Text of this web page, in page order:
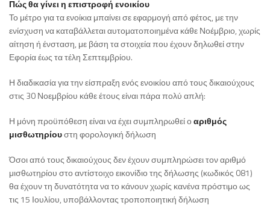
Πώς θα γίνει η επιστροφή ενοικίου
Το μέτρο για τα ενοίκια μπαίνει σε εφαρμογή από φέτος, με την
ενίσχυση να καταβάλλεται αυτοματοποιημένα κάθε Νοέμβριο, χωρίς
αίτηση ή ένσταση, με βάση τα στοιχεία που έχουν δηλωθεί στην
Εφορία έως τα τέλη Σεπτεμβρίου.
Η διαδικασία για την είσπραξη ενός ενοικίου από τους δικαιούχους
στις 30 Νοεμβρίου κάθε έτους είναι πάρα πολύ απλή:
Η μόνη προϋπόθεση είναι να έχει συμπληρωθεί οαριθμός
μισθωτηρίουστη φορολογική δήλωση
Όσοι από τους δικαιούχους δεν έχουν συμπληρώσει τον αριθμό
μισθωτηρίου στο αντίστοιχο εικονίδιο της δήλωσης (κωδικός 081)
θα έχουν τη δυνατότητα να το κάνουν χωρίς κανένα πρόστιμο ως
τις 15 Ιουλίου, υποβάλλοντας τροποποιητική δήλωση